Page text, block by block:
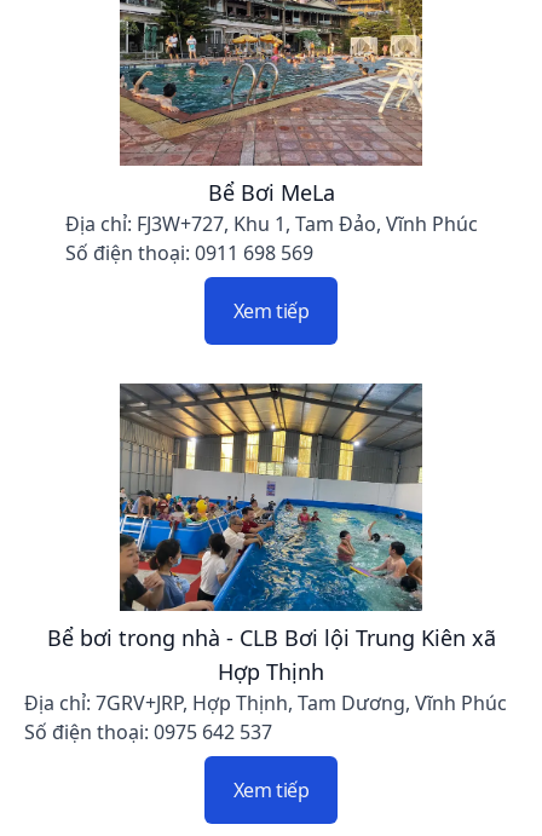
Bể Bơi MeLa
Địa chỉ: FJ3W+727, Khu 1, Tam Đảo, Vĩnh Phúc
Số điện thoại: 0911 698 569
Xem tiếp
Bể bơi trong nhà - CLB Bơi lội Trung Kiên xã
Hợp Thịnh
Địa chỉ: 7GRV+JRP, Hợp Thịnh, Tam Dương, Vĩnh Phúc
Số điện thoại: 0975 642 537
Xem tiếp